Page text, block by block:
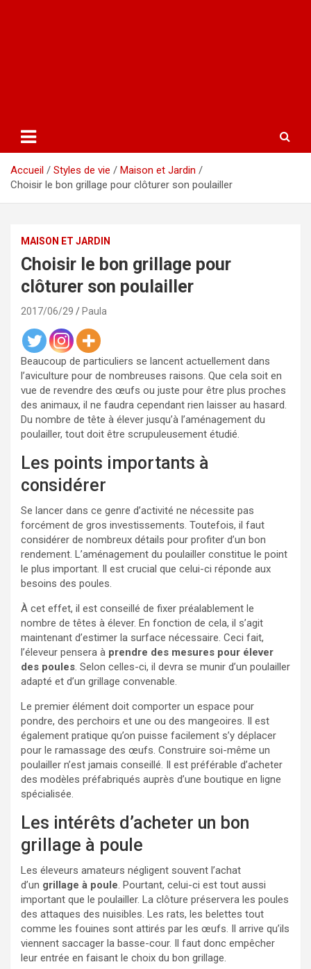
Accueil Styles de vie
Maison et Jardin
Choisir le bon grillage pour clôturer son poulailler
MAISON ET JARDIN
Choisir le bon grillage pour
clôturer son poulailler
2017/06/29 Paula
Beaucoup de particuliers se lancent actuellement dans
l’aviculture pour de nombreuses raisons. Que cela soit en
vue de revendre des œufs ou juste pour être plus proches
des animaux, il ne faudra cependant rien laisser au hasard.
Du nombre de tête à élever jusqu’à l’aménagement du
poulailler, tout doit être scrupuleusement étudié.
Les points importants à
considérer
Se lancer dans ce genre d’activité ne nécessite pas
forcément de gros investissements. Toutefois, il faut
considérer de nombreux détails pour profiter d’un bon
rendement. L’aménagement du poulailler constitue le point
le plus important. Il est crucial que celui-ci réponde aux
besoins des poules.
À cet effet, il est conseillé de fixer préalablement le
nombre de têtes à élever. En fonction de cela, il s’agit
maintenant d’estimer la surface nécessaire. Ceci fait,
l’éleveur pensera à prendre des mesures pour élever
des poules. Selon celles-ci, il devra se munir d’un poulailler
adapté et d’un grillage convenable.
Le premier élément doit comporter un espace pour
pondre, des perchoirs et une ou des mangeoires. Il est
également pratique qu’on puisse facilement s’y déplacer
pour le ramassage des œufs. Construire soi-même un
poulailler n’est jamais conseillé. Il est préférable d’acheter
des modèles préfabriqués auprès d’une boutique en ligne
spécialisée.
Les intérêts d’acheter un bon
grillage à poule
Les éleveurs amateurs négligent souvent l’achat
d’un grillage à poule. Pourtant, celui-ci est tout aussi
important que le poulailler. La clôture préservera les poules
des attaques des nuisibles. Les rats, les belettes tout
comme les fouines sont attirés par les œufs. Il arrive qu’ils
viennent saccager la basse-cour. Il faut donc empêcher
leur entrée en faisant le choix du bon grillage.